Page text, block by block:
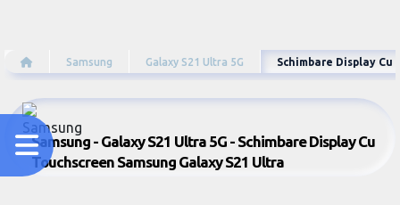
Samsung Galaxy S21 Ultra 5G Schimbare Display Cu
Samsung - Galaxy S21 Ultra 5G - Schimbare Display Cu
Touchscreen Samsung Galaxy S21 Ultra